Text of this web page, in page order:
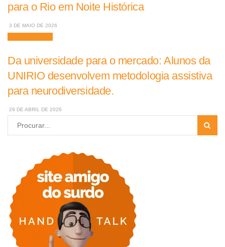
para o Rio em Noite Histórica
3 DE MAIO DE 2026
Da universidade para o mercado: Alunos da
UNIRIO desenvolvem metodologia assistiva
para neurodiversidade.
29 DE ABRIL DE 2026